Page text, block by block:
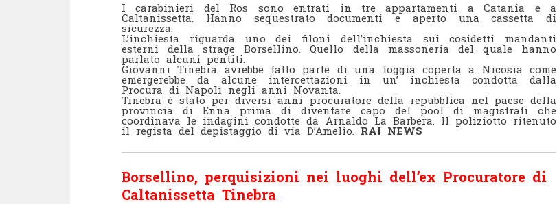
I carabinieri del Ros sono entrati in tre appartamenti a Catania e a
Caltanissetta. Hanno sequestrato documenti e aperto una cassetta di
sicurezza.
L’inchiesta riguarda uno dei filoni dell’inchiesta sui cosidetti mandanti
esterni della strage Borsellino. Quello della massoneria del quale hanno
parlato alcuni pentiti.
Giovanni Tinebra avrebbe fatto parte di una loggia coperta a Nicosia come
emergerebbe da alcune intercettazioni in un’ inchiesta condotta dalla
Procura di Napoli negli anni Novanta.
Tinebra è stato per diversi anni procuratore della repubblica nel paese della
provincia di Enna prima di diventare capo del pool di magistrati che
coordinava le indagini condotte da Arnaldo La Barbera. Il poliziotto ritenuto
il regista del depistaggio di via D’Amelio. RAI NEWS
Borsellino, perquisizioni nei luoghi dell’ex Procuratore di
Caltanissetta Tinebra